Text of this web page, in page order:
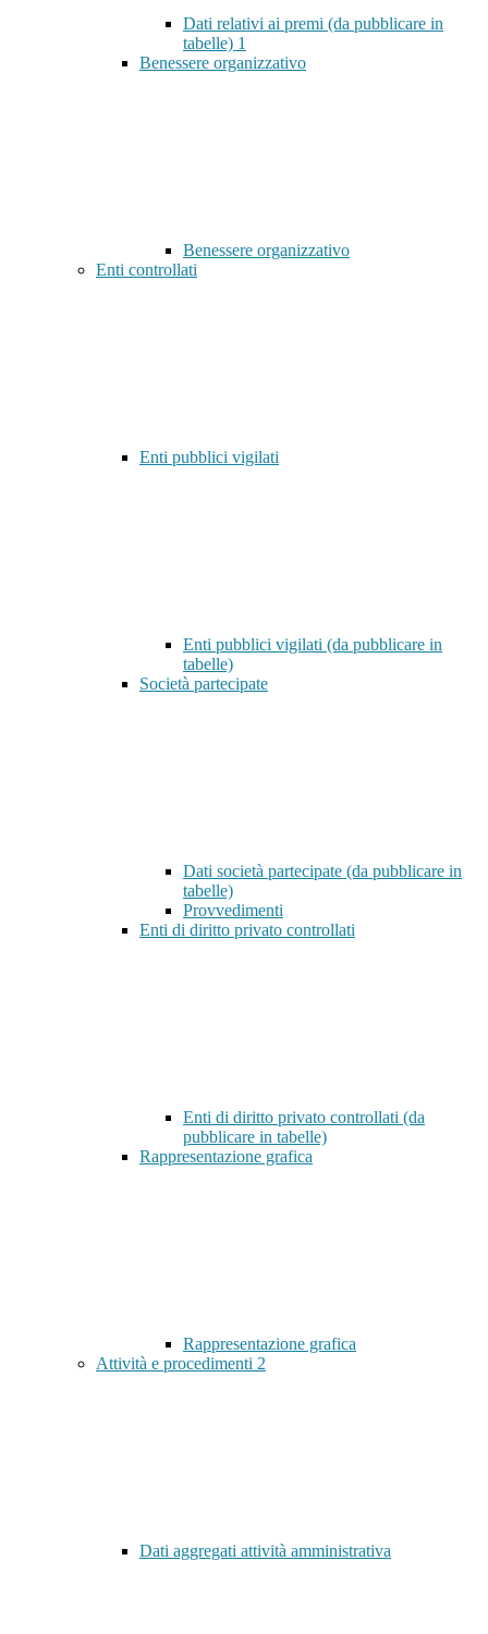
Dati relativi ai premi (da pubblicare in
tabelle) 1
Benessere organizzativo
Benessere organizzativo
Enti controllati
Enti pubblici vigilati
Enti pubblici vigilati (da pubblicare in
tabelle)
Società partecipate
Dati società partecipate (da pubblicare in
tabelle)
Provvedimenti
Enti di diritto privato controllati
Enti di diritto privato controllati (da
pubblicare in tabelle)
Rappresentazione grafica
Rappresentazione grafica
Attività e procedimenti 2
Dati aggregati attività amministrativa